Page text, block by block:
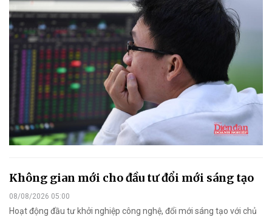
Không gian mới cho đầu tư đổi mới sáng tạo
08/08/2026 05:00
Hoạt động đầu tư khởi nghiệp công nghệ, đổi mới sáng tạo với chủ